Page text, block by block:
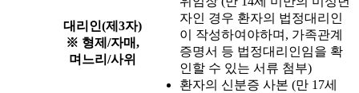
대리인(제3자)
※ 형제/자매,
며느리/사위
자인 경우 환자의 법정대리인
이 작성하여야하며, 가족관계
증명서 등 법정대리인임을 확
인할 수 있는 서류 첨부)
환자의 신분증 사본 (만 17세